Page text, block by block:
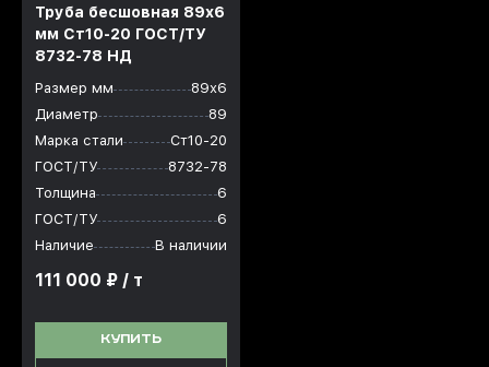
Труба бесшовная 89x6
мм Ст10-20 ГОСТ/ТУ
8732-78 НД
Размер мм
89х6
Диаметр
89
Марка стали
Ст10-20
ГОСТ/ТУ
8732-78
Толщина
6
ГОСТ/ТУ
6
Наличие
В наличии
111 000 ₽ / т
КУПИТЬ